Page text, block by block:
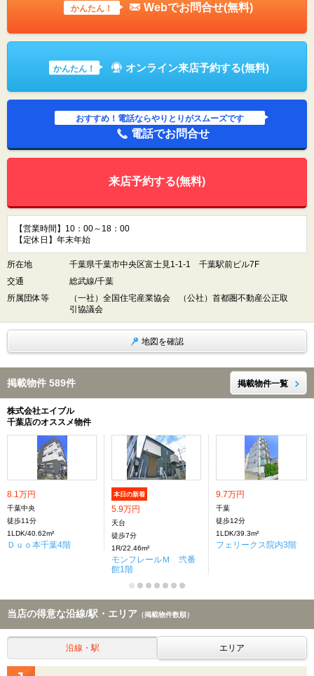
かんたん！ Webでお問合せ(無料)
かんたん！ オンライン来店予約する(無料)
おすすめ！電話ならやりとりがスムーズです
電話でお問合せ
来店予約する(無料)
【営業時間】10：00～18：00
【定休日】年末年始
所在地
千葉県千葉市中央区富士見1-1-1 千葉駅前ビル7F
交通
総武線/千葉
所属団体等
（一社）全国住宅産業協会 （公社）首都圏不動産公正取
引協議会
地図を確認
掲載物件 589件 掲載物件一覧
株式会社エイブル
千葉店のオススメ物件
8.1万円
千葉中央
徒歩11分
1LDK/40.62m²
Ｄｕｏ本千葉4階
本日の新着
5.9万円
天台
徒歩7分
1R/22.46m²
モンフレールＭ 弐番
館1階
9.7万円
千葉
徒歩12分
1LDK/39.3m²
フェリークス院内3階
当店の得意な沿線/駅・エリア （掲載物件数順）
沿線・駅 エリア